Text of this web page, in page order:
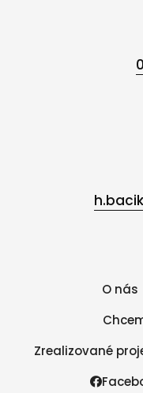
O nás
Zrealizované